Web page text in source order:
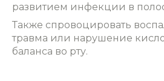
развитием инфекции в
Также спровоцировать
травма или нарушение
баланса во рту.